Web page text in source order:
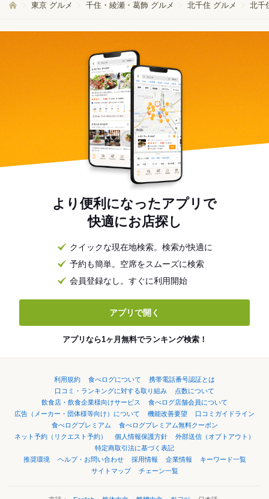
東京 グルメ 千住・綾瀬・葛飾 グルメ 北千住 グルメ 北千
より便利になったアプリで
快適にお店探し
クイックな現在地検索。検索が快適に
予約も簡単。空席をスムーズに検索
会員登録なし。すぐに利用開始
アプリで開く
アプリなら1ヶ月無料でランキング検索！
利用規約 食べログについて
携帯電話番号認証とは
口コミ・ランキングに対する取り組み
点数について
飲食店・飲食企業様向けサービス
食べログ店舗会員について
広告（メーカー・団体様等向け）について
機能改善要望
口コミガイドライン
食べログプレミアム
食べログプレミアム無料クーポン
ネット予約（リクエスト予約）
個人情報保護方針
外部送信（オプトアウト）
特定商取引法に基づく表記
推奨環境
ヘルプ・お問い合わせ 採用情報 企業情報
キーワード一覧
サイトマップ
チェーン一覧